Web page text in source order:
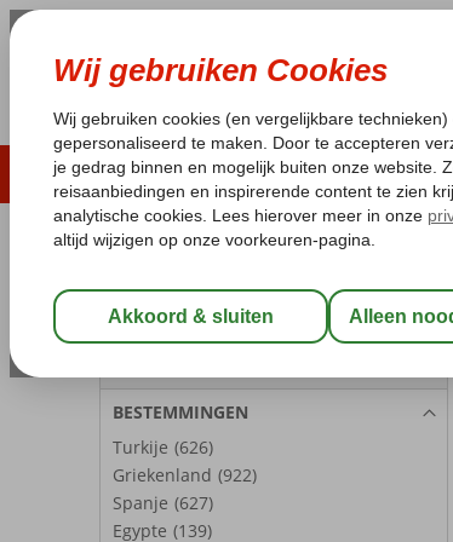
ZOMER 2026 LAST MINUTES
Laagsteprijsgarantie*
REISGEZELSCHAP
Kamer 1: 2 Personen
BESTEMMINGEN
Turkije (626)
Griekenland (922)
Spanje (627)
Egypte (139)